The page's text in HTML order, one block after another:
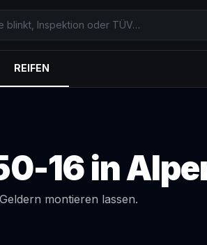
REIFEN
16in
Geldern montieren lassen.